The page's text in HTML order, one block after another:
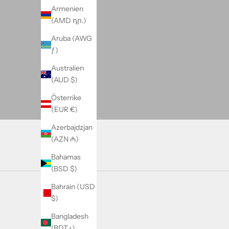
Armenien
(AMD դր.)
Aruba (AWG
ƒ)
Australien
(AUD $)
Österrike
(EUR €)
Azerbajdzjan
(AZN ₼)
Bahamas
(BSD $)
Bahrain (USD
$)
Bangladesh
a